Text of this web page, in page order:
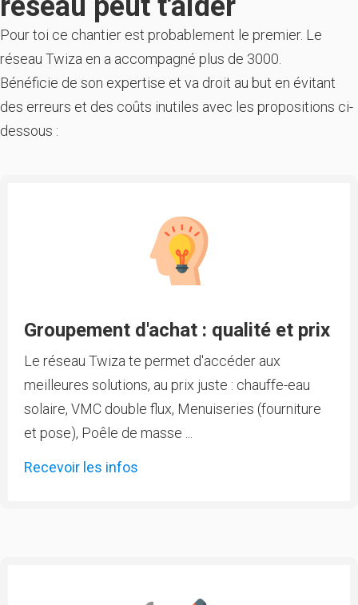
Pour toi ce chantier est probablement le premier. Le
réseau Twiza en a accompagné plus de 3000.
Bénéficie de son expertise et va droit au but en évitant
des erreurs et des coûts inutiles avec les propositions ci-
dessous :
Groupement d'achat : qualité et prix
Le réseau Twiza te permet d'accéder aux
meilleures solutions, au prix juste : chauffe-eau
solaire, VMC double flux, Menuiseries (fourniture
et pose), Poêle de masse ...
Recevoir les infos